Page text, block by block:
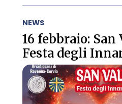
NEWS
16 febbraio:
Festa degli